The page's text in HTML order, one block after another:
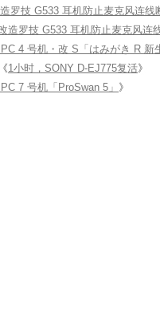
罗技 G533 耳机防止麦克风连线
造罗技 G533 耳机防止麦克风连
4 号机・改 S「はみがき R 新
1小时，SONY D-EJ775复活》
7 号机「ProSwan 5」 》